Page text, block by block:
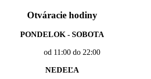
Otváracie hodiny
PONDELOK - SOBOTA
od 11:00 do 22:00
NEDEĽA